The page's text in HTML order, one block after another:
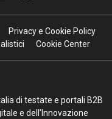
Privacy e Cookie Policy
Cookie Center
di testate e portali B2B
e dell’Innovazione